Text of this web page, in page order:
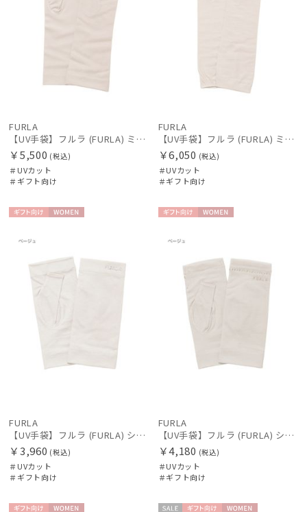
FURLA
【UV手袋】フルラ (FURLA) ミディアム ＵＶ手袋 ミモザ 指無し 接触冷感
￥5,500 (税込)
＃UVカット
＃ギフト向け
FURLA
【UV手袋】フルラ (FURLA) ミディアム ＵＶ手袋 ロゴ刺繍 指無し 接触冷感
￥6,050 (税込)
＃UVカット
＃ギフト向け
向け
FURLA
【UV手袋】フルラ (FURLA) ショート ＵＶ手袋 ラインストーンロゴ 指無し
￥3,960 (税込)
＃UVカット
＃ギフト向け
向け
FURLA
【UV手袋】フルラ (FURLA) ショート ＵＶ手袋 ロゴ刺繍 指無し
￥4,180 (税込)
＃UVカット
＃ギフト向け